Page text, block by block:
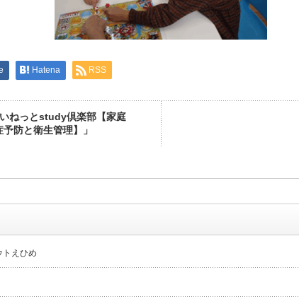
Hatena RSS
いねっとstudy倶楽部【家庭
防と衛生管理】」
トえひめ